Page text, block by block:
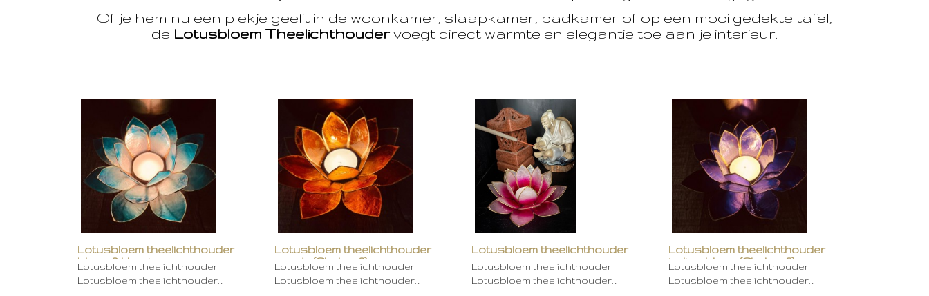
Of je hem nu een plekje geeft in de woonkamer, slaapkamer, badkamer of op een mooi gedekte tafel,
de Lotusbloem Theelichthouder voegt direct warmte en elegantie toe aan je interieur.
Lotusbloem theelichthouder
blauw 2 kleurig
Lotusbloem theelichthouder
Lotusbloem theelichthouder…
Lotusbloem theelichthouder
oranje (Chakra 2)
Lotusbloem theelichthouder
Lotusbloem theelichthouder…
Lotusbloem theelichthouder
rose
Lotusbloem theelichthouder
Lotusbloem theelichthouder…
Lotusbloem theelichthouder
indigo blauw (Chakra 6)
Lotusbloem theelichthouder
Lotusbloem theelichthouder…